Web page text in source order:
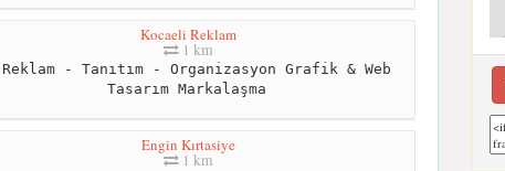
Kocaeli Reklam
1 km
Reklam - Tanıtım - Organizasyon Grafik & Web
Tasarım Markalaşma
Engin Kırtasiye
1 km